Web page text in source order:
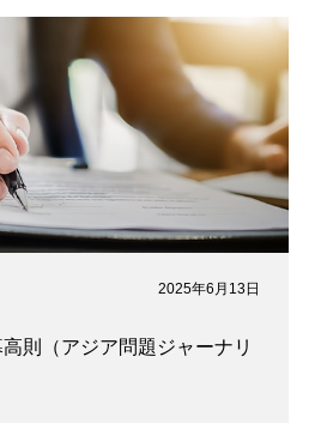
関口 昌一
衆議院議員
小野寺 五典
2025年6月13日
則（アジア問題ジャーナリ